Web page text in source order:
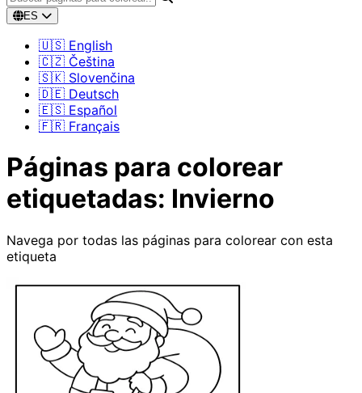
ES
🇺🇸 English
🇨🇿 Čeština
🇸🇰 Slovenčina
🇩🇪 Deutsch
🇪🇸 Español
🇫🇷 Français
Páginas para colorear
etiquetadas: Invierno
Navega por todas las páginas para colorear con esta
etiqueta
Páginas para Colorear